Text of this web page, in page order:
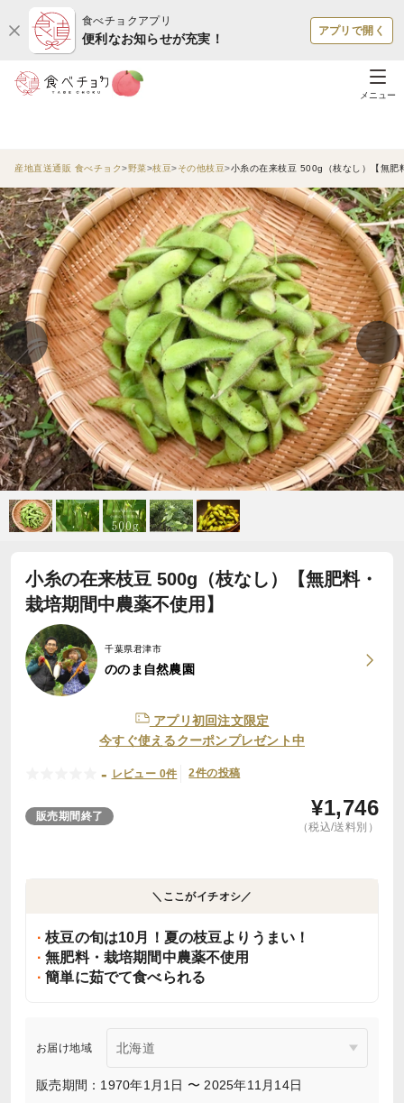
食べチョクアプリ
便利なお知らせが充実！
アプリで開く
メニュー
産地直送通販 食べチョク 野菜 枝豆 その他枝豆 小糸の在来枝豆 500g（枝なし）【無肥
小糸の在来枝豆 500g（枝なし）【無肥料・
栽培期間中農薬不使用】
千葉県君津市
ののま自然農園
アプリ初回注文限定
今すぐ使えるクーポンプレゼント中
- レビュー 0件 2件の投稿
販売期間終了 ¥1,746
（税込/送料別）
＼ここがイチオシ／
枝豆の旬は10月！夏の枝豆よりうまい！
無肥料・栽培期間中農薬不使用
簡単に茹でて食べられる
お届け地域
販売期間：1970年1月1日 〜 2025年11月14日